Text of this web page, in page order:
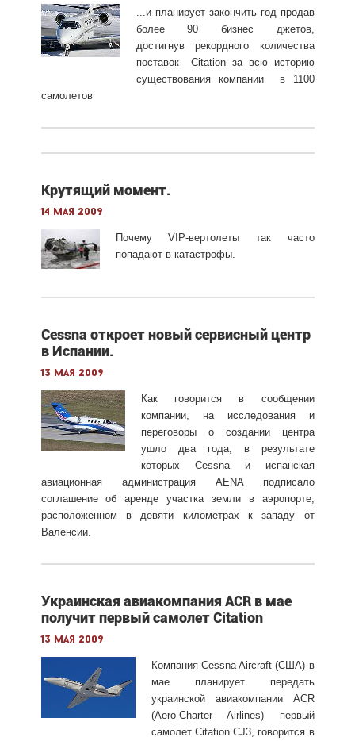
...и планирует закончить год продав
более 90 бизнес джетов,
достигнув рекордного количества
поставок Citation за всю историю
существования компании в 1100
самолетов
Крутящий момент.
14 мая 2009
Почему VIP-вертолеты так часто
попадают в катастрофы.
Cessna откроет новый сервисный центр
в Испании.
13 мая 2009
Как говорится в сообщении
компании, на исследования и
переговоры о создании центра
ушло два года, в результате
которых Cessna и испанская
авиационная администрация AENA подписало
соглашение об аренде участка земли в аэропорте,
расположенном в девяти километрах к западу от
Валенсии.
Украинская авиакомпания ACR в мае
получит первый самолет Citation
13 мая 2009
Компания Cessna Aircraft (США) в
мае планирует передать
украинской авиакомпании ACR
(Aero-Charter Airlines) первый
самолет Citation CJ3, говорится в